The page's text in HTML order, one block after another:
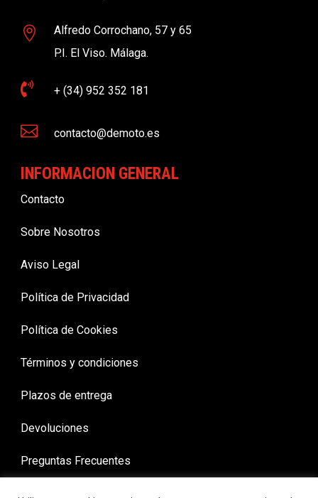

Alfredo Corrochano, 57 y 65
P.I. El Viso. Málaga.
 + (34) 952 352 181
 contacto@demoto.es
INFORMACION GENERAL
Contacto
Sobre Nosotros
Aviso Legal
Política de Privacidad
Política de Cookies
Términos y condiciones
Plazos de entrega
Devoluciones
Preguntas Frecuentes